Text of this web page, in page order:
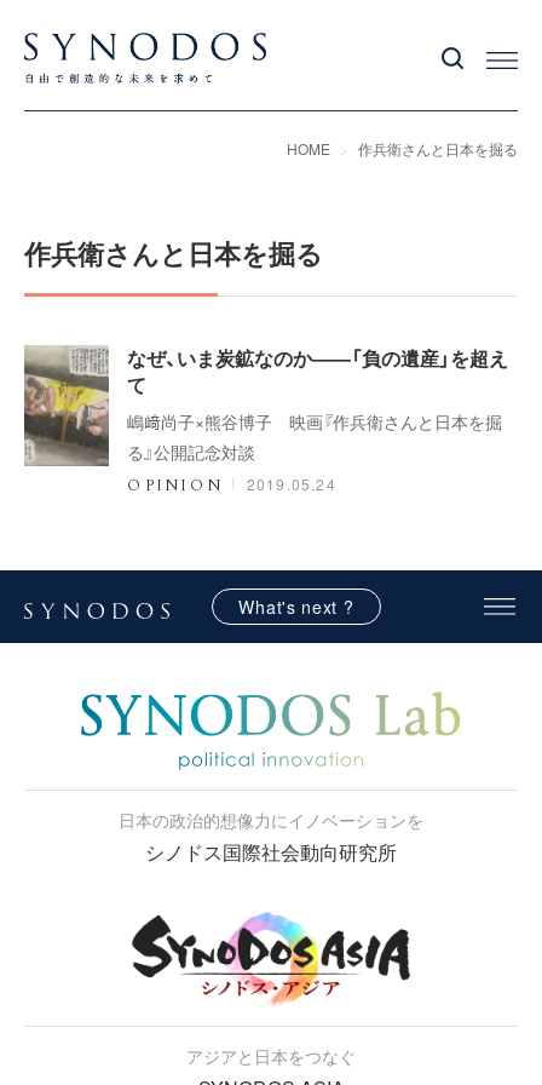
HOME 作兵衛さんと日本を掘る
作兵衛さんと日本を掘る
なぜ、いま炭鉱なのか――「負の遺産」を超え
て
嶋﨑尚子×熊谷博子 映画『作兵衛さんと日本を掘
る』公開記念対談
OPINION 2019.05.24
What's next ?
日本の政治的想像力にイノベーションを
シノドス国際社会動向研究所
アジアと日本をつなぐ